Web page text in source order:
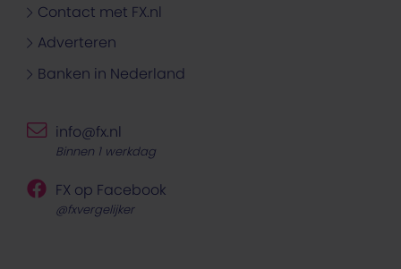
Contact met FX.nl
Adverteren
Banken in Nederland
info@fx.nl
Binnen 1 werkdag
FX op Facebook
@fxvergelijker